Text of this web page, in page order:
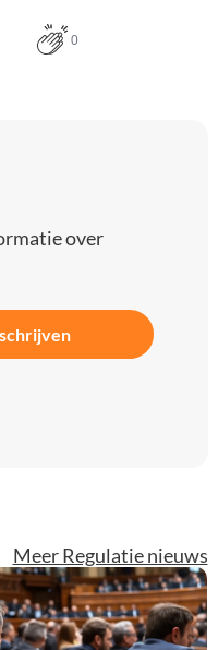
0
over
Meer Regulatie nieuws